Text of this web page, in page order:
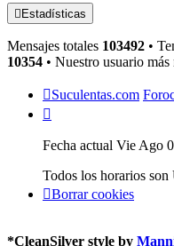
Estadísticas
Mensajes totales 103492 •
10354 • Nuestro usuario más
Suculentas.com
Fecha actual Vie Ago
Todos los horarios son
Borrar cookies
*CleanSilver style by